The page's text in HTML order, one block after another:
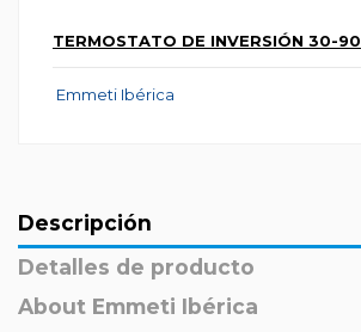
TERMOSTATO DE INVERSIÓN 30-90
Emmeti Ibérica
Descripción
Detalles de producto
About Emmeti Ibérica